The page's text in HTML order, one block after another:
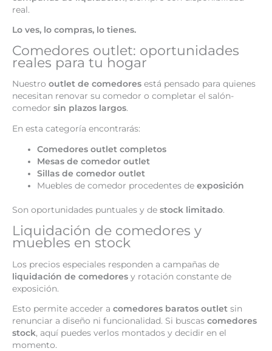
real.
Lo ves, lo compras, lo tienes.
Comedores outlet: oportunidades
reales para tu hogar
Nuestro outlet de comedores está pensado para quienes
necesitan renovar su comedor o completar el salón-
comedor sin plazos largos.
En esta categoría encontrarás:
Comedores outlet completos
Mesas de comedor outlet
Sillas de comedor outlet
Muebles de comedor procedentes deexposición
Son oportunidades puntuales y de stock limitado.
Liquidación de comedores y
muebles en stock
Los precios especiales responden a campañas de
liquidación de comedores y rotación constante de
exposición.
Esto permite acceder a comedores baratos outlet sin
renunciar a diseño ni funcionalidad. Si buscas comedores
stock, aquí puedes verlos montados y decidir en el
momento.